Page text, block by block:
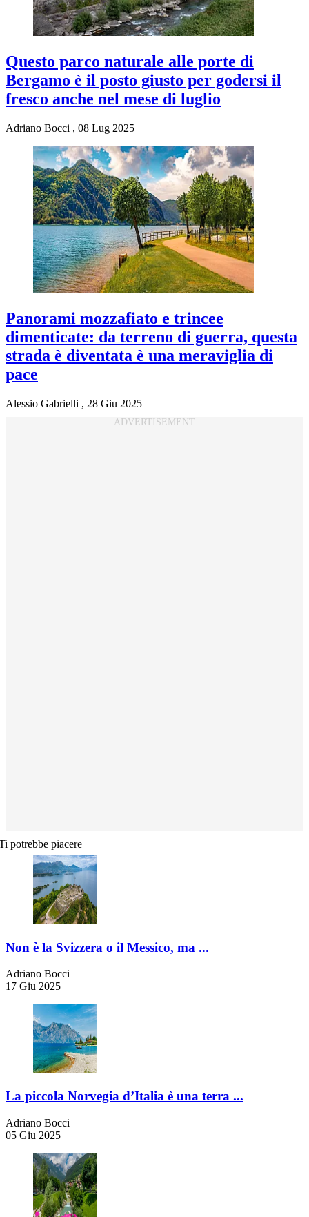
Questo parco naturale alle porte di
Bergamo è il posto giusto per godersi il
fresco anche nel mese di luglio
Adriano Bocci , 08 Lug 2025
Panorami mozzafiato e trincee
dimenticate: da terreno di guerra, questa
strada è diventata è una meraviglia di
pace
Alessio Gabrielli , 28 Giu 2025
potrebbe piacere
Non è la Svizzera o il Messico, ma ...
Adriano Bocci
17 Giu 2025
La piccola Norvegia d’Italia è una terra ...
Adriano Bocci
05 Giu 2025